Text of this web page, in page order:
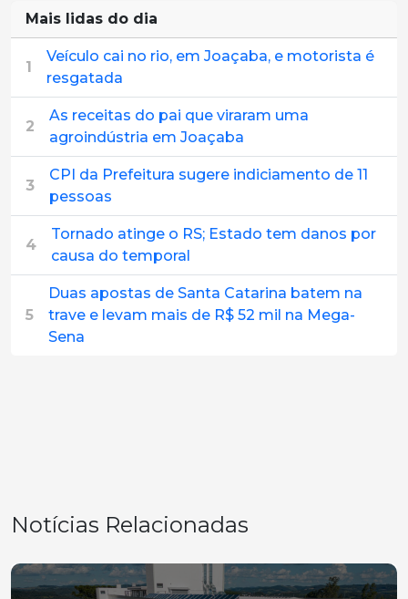
Mais lidas do dia
1
Veículo cai no rio, em Joaçaba, e motorista é
resgatada
2
As receitas do pai que viraram uma
agroindústria em Joaçaba
3
CPI da Prefeitura sugere indiciamento de 11
pessoas
4
Tornado atinge o RS; Estado tem danos por
causa do temporal
5
Duas apostas de Santa Catarina batem na
trave e levam mais de R$ 52 mil na Mega-
Sena
Notícias Relacionadas